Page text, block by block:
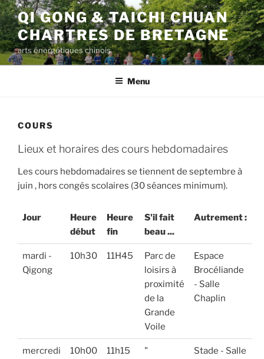
Aller
au
contenu
principal
QI GONG & TAICHI CHUAN
CHARTRES DE BRETAGNE
arts énergétiques chinois
Menu
COURS
Lieux et horaires des cours hebdomadaires
Les cours hebdomadaires se tiennent de septembre à
juin , hors congés scolaires (30 séances minimum).
Jour
Heure
début
Heure
fin
S'il fait
beau ...
Autrement :
mardi -
Qigong
10h30 11H45
Parc de
loisirs à
proximité
de la
Grande
Voile
Espace
Brocéliande
- Salle
Chaplin
mercredi
10h00 11h15 "
Stade - Salle